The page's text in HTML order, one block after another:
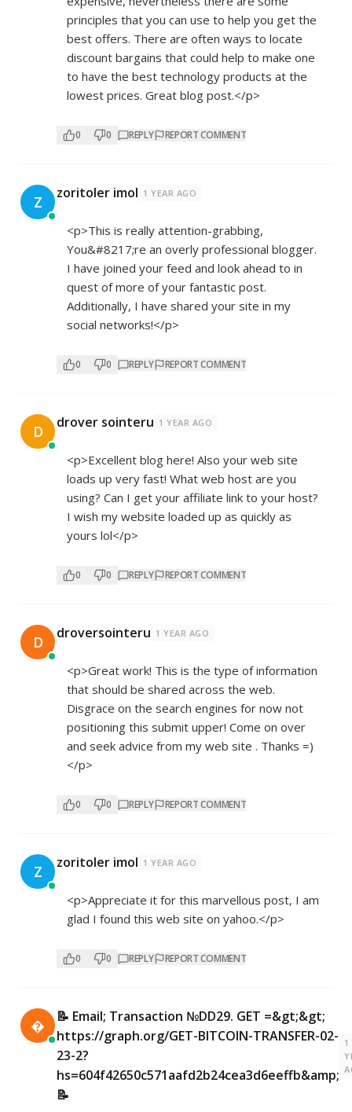
principles that you can use to help you get the
best offers. There are often ways to locate
discount bargains that could help to make one
to have the best technology products at the
lowest prices. Great blog post.</p>
0 0 REPLY REPORT COMMENT
Z zoritoler imol 1 YEAR AGO
<p>This is really attention-grabbing,
You&#8217;re an overly professional blogger.
I have joined your feed and look ahead to in
quest of more of your fantastic post.
Additionally, I have shared your site in my
social networks!</p>
0 0 REPLY REPORT COMMENT
D drover sointeru 1 YEAR AGO
<p>Excellent blog here! Also your web site
loads up very fast! What web host are you
using? Can I get your affiliate link to your host?
I wish my website loaded up as quickly as
yours lol</p>
0 0 REPLY REPORT COMMENT
D droversointeru 1 YEAR AGO
<p>Great work! This is the type of information
that should be shared across the web.
Disgrace on the search engines for now not
positioning this submit upper! Come on over
and seek advice from my web site . Thanks =)
</p>
0 0 REPLY REPORT COMMENT
Z zoritoler imol 1 YEAR AGO
<p>Appreciate it for this marvellous post, I am
glad I found this web site on yahoo.</p>
0 0 REPLY REPORT COMMENT

📝 Email; Transaction №DD29. GET =&gt;&gt;
https://graph.org/GET-BITCOIN-TRANSFER-02-
23-2?
hs=604f42650c571aafd2b24cea3d6eeffb&amp;
📝
1